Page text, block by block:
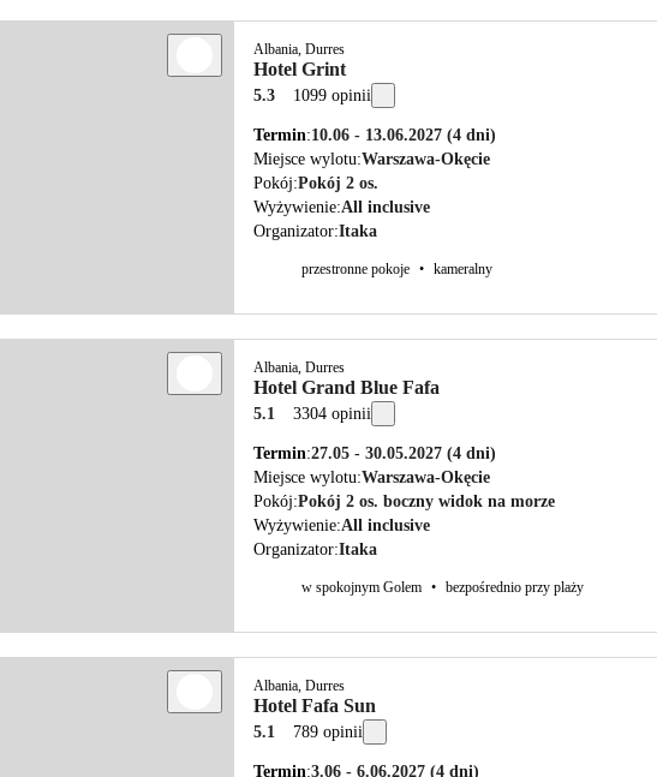
Albania, Durres
Hotel Grint
5.3 1099 opinii
Termin 10.06 - 13.06.2027 (4 dni)
Miejsce wylotu Warszawa-Okęcie
Pokój Pokój 2 os.
Wyżywienie All inclusive
Organizator Itaka
przestronne pokoje • kameralny
Albania, Durres
Hotel Grand Blue Fafa
5.1 3304 opinii
Termin 27.05 - 30.05.2027 (4 dni)
Miejsce wylotu Warszawa-Okęcie
Pokój Pokój 2 os. boczny widok na morze
Wyżywienie All inclusive
Organizator Itaka
w spokojnym Golem • bezpośrednio przy plaży
Albania, Durres
Hotel Fafa Sun
5.1 789 opinii
Termin 3.06 - 6.06.2027 (4 dni)